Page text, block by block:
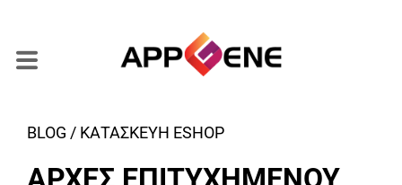
BLOG / ΚΑΤΑΣΚΕΥΗ ESHOP